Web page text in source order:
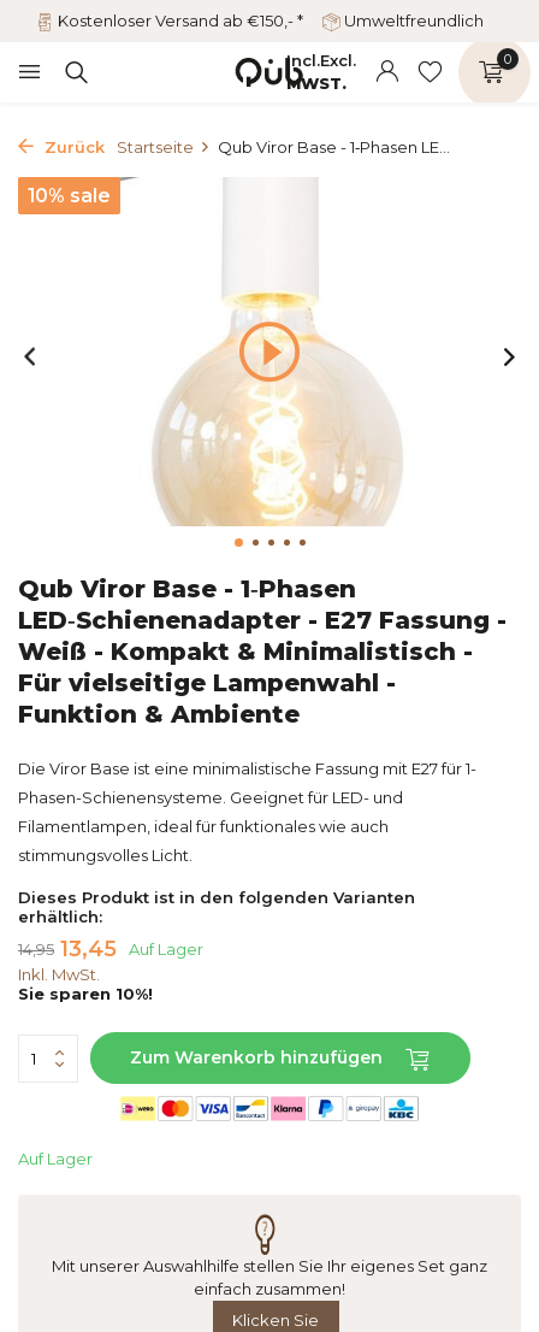
Kostenloser Versand ab €150,- * Umweltfreundlich
Incl.Excl.
MWST.
0
Zurück Startseite Qub Viror Base - 1‑Phasen LE...
10% sale
Qub Viror Base - 1‑Phasen
LED‑Schienenadapter - E27 Fassung -
Weiß - Kompakt & Minimalistisch -
Für vielseitige Lampenwahl -
Funktion & Ambiente
Die Viror Base ist eine minimalistische Fassung mit E27 für 1-
Phasen-Schienensysteme. Geeignet für LED- und
Filamentlampen, ideal für funktionales wie auch
stimmungsvolles Licht.
Dieses Produkt ist in den folgenden Varianten
erhältlich:
14,95 13,45
Auf Lager
Inkl. MwSt.
Sie sparen 10%!
Zum Warenkorb hinzufügen
Auf Lager
Mit unserer Auswahlhilfe stellen Sie Ihr eigenes Set ganz
einfach zusammen!
Klicken Sie